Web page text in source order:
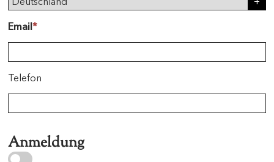
Email*
Telefon
Anmeldung